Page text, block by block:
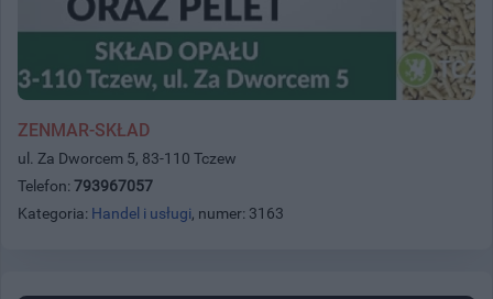
ZENMAR-SKŁAD
ul. Za Dworcem 5, 83-110 Tczew
Telefon: 793967057
Kategoria: Handel i usługi, numer: 3163